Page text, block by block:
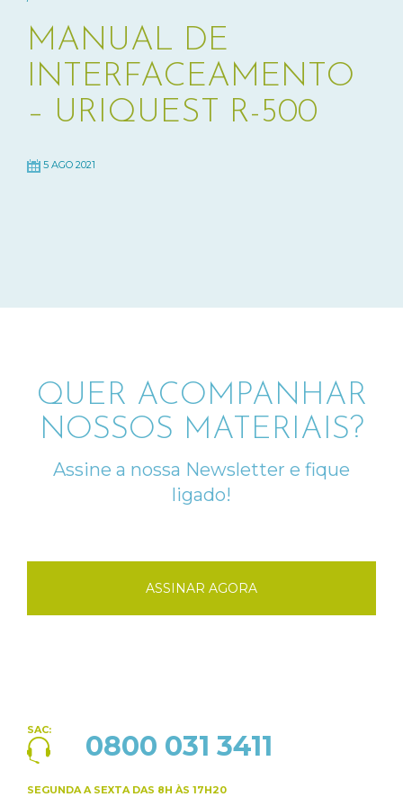
MANUAL DE
INTERFACEAMENTO
– URIQUEST R-500
5 AGO 2021
QUER ACOMPANHAR
NOSSOS MATERIAIS?
Assine a nossa Newsletter e fique
ligado!
ASSINAR AGORA
SAC: 0800 031 3411
SEGUNDA A SEXTA DAS 8H ÀS 17H20